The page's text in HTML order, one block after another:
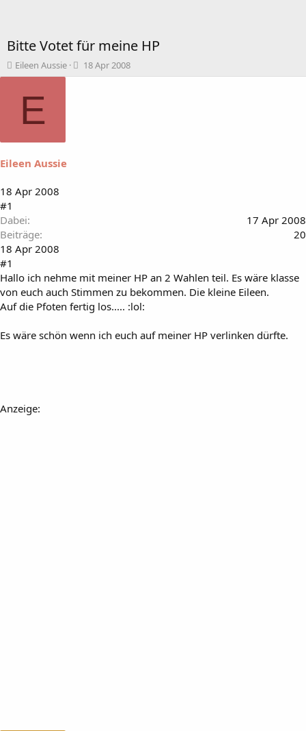
Bitte Votet für meine HP
T
h
a
t
Eileen Aussie
B
e
18 Apr 2008
E
Eileen Aussie
18 Apr 2008
#1
Dabei
17 Apr 2008
Beiträge
20
18 Apr 2008
#1
Hallo ich nehme mit meiner HP an 2 Wahlen teil. Es wäre klasse
von euch auch Stimmen zu bekommen. Die kleine Eileen.
Auf die Pfoten fertig los..... :lol:
Es wäre schön wenn ich euch auf meiner HP verlinken dürfte.
Anzeige: